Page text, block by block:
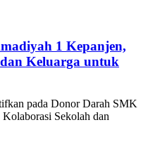
1 Kepanjen,
Keluarga untuk
pada Donor Darah SMK
Sekolah dan